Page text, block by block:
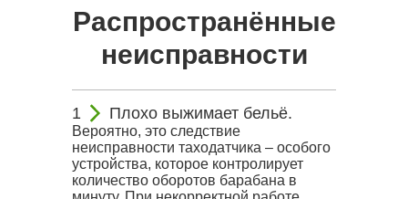
Распространённые
неисправности
Плохо выжимает бельё.
Вероятно, это следствие
неисправности таходатчика – особого
устройства, которое контролирует
количество оборотов барабана в